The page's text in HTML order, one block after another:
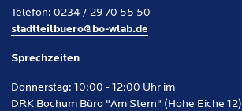
Telefon: 0234 / 29 70 55 50
stadtteilbuero@bo-wlab.de
Sprechzeiten
Donnerstag: 10:00 - 12:00 Uhr im
DRK Bochum Büro "Am Stern" (Hohe Eiche 12)